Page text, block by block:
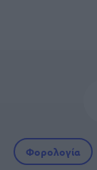
Φορολογία